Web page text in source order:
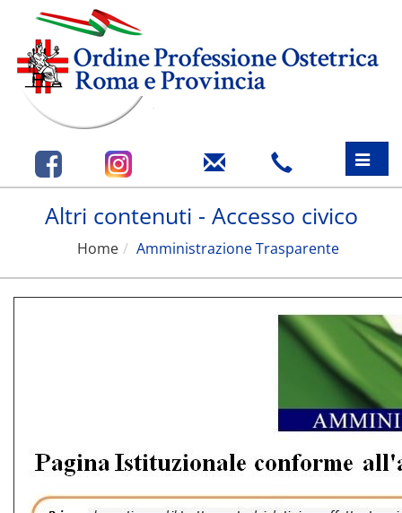
Toggle
Altri contenuti - Accesso civico
Home Amministrazione Trasparente